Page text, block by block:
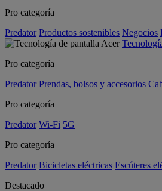
Pro categoría
Predator Productos sostenibles Negocios
Pro categoría
Predator Prendas, bolsos y accesorios
Pro categoría
Predator Wi-Fi 5G
Pro categoría
Predator Bicicletas eléctricas Escúteres
Destacado